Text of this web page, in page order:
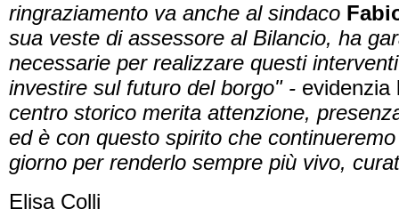
ringraziamento va anche al sindaco
sua veste di assessore al Bilancio, ha
necessarie per realizzare questi
investire sul futuro del borgo" - evidenzia
centro storico merita attenzione,
ed è con questo spirito che
giorno per renderlo sempre più vivo,
Elisa Colli